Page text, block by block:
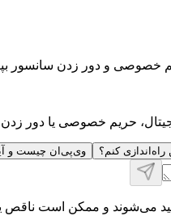
خصوصی و دور زدن سانسور
حریم خصوصی یا دور
کنم؟ وی‌پی‌ان چیست و
می‌شوند و ممکن است ناقص